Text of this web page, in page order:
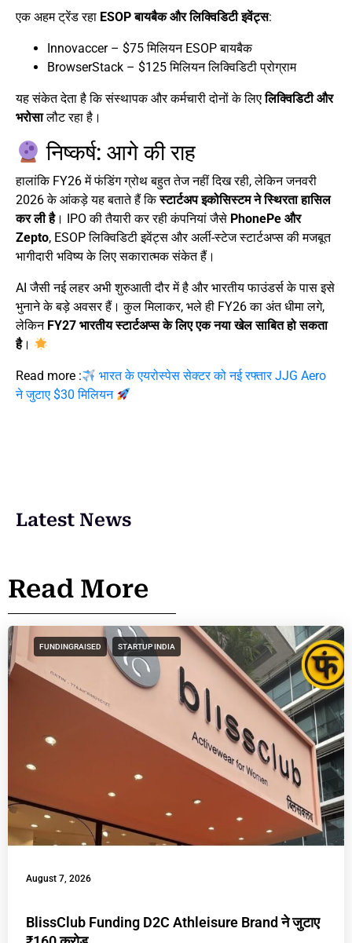
एक अहम ट्रेंड रहा ESOP बायबैक और लिक्विडिटी इवेंट्स:
Innovaccer – $75 मिलियन ESOP बायबैक
BrowserStack – $125 मिलियन लिक्विडिटी प्रोग्राम
यह संकेत देता है कि संस्थापक और कर्मचारी दोनों के लिएलिक्विडिटी और
भरोसालौट रहा है।
निष्कर्ष: आगे की राह
हालांकि FY26 में फंडिंग ग्रोथ बहुत तेज नहीं दिख रही, लेकिन जनवरी
2026 के आंकड़े यह बताते हैं किस्टार्टअप इकोसिस्टम ने स्थिरता हासिल
कर ली है। IPO की तैयारी कर रही कंपनियां जैसे PhonePe और
Zepto, ESOP लिक्विडिटी इवेंट्स और अर्ली-स्टेज स्टार्टअप्स की मजबूत
भागीदारी भविष्य के लिए सकारात्मक संकेत हैं।
AI जैसी नई लहर अभी शुरुआती दौर में है और भारतीय फाउंडर्स के पास इसे
भुनाने के बड़े अवसर हैं। कुल मिलाकर, भले ही FY26 का अंत धीमा लगे,
लेकिन FY27 भारतीय स्टार्टअप्स के लिए एक नया खेल साबित हो सकता
है।
Read more :
भारत के एयरोस्पेस सेक्टर को नई रफ्तार JJG Aero
ने जुटाए $30 मिलियन
Latest News
Read More
FUNDINGRAISED STARTUP INDIA
August 7, 2026
BlissClub Funding D2C Athleisure Brand ने जुटाए